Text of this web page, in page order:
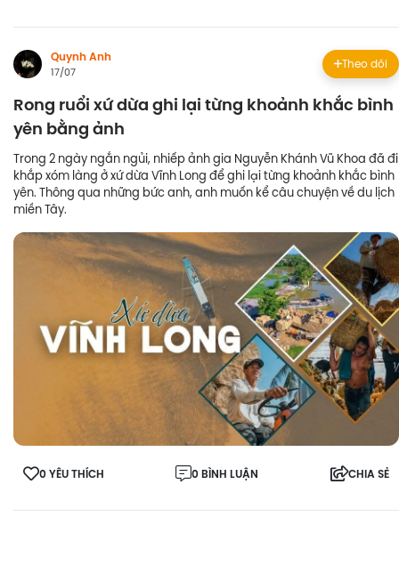
Quynh Anh
17/07
Theo dõi
Rong ruổi xứ dừa ghi lại từng khoảnh khắc bình
yên bằng ảnh
Trong 2 ngày ngắn ngủi, nhiếp ảnh gia Nguyễn Khánh Vũ Khoa đã đi
khắp xóm làng ở xứ dừa Vĩnh Long để ghi lại từng khoảnh khắc bình
yên. Thông qua những bức anh, anh muốn kể câu chuyện về du lịch
miền Tây.
0 YÊU THÍCH 0 BÌNH LUẬN CHIA SẺ